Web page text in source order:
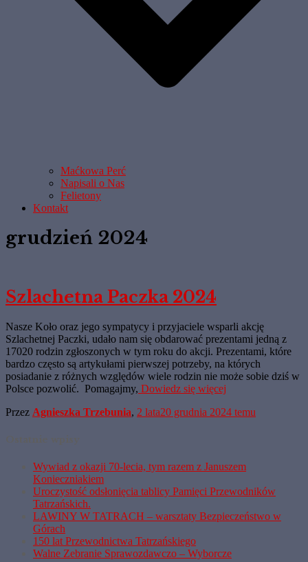
Maćkowa Perć
Napisali o Nas
Felietony
Kontakt
grudzień 2024
Szlachetna Paczka 2024
Nasze Koło oraz jego sympatycy i przyjaciele wsparli akcję
Szlachetnej Paczki, udało nam się obdarować prezentami jedną z
17020 rodzin zgłoszonych w tym roku do akcji. Prezentami, które
bardzo często są artykułami pierwszej potrzeby, na których
posiadanie z różnych względów wiele rodzin nie może sobie dziś w
Polsce pozwolić. Pomagajmy, Dowiedz się więcej
Przez Agnieszka Trzebunia, 2 lata20 grudnia 2024 temu
Wywiad z okazji 70-lecia, tym razem z Januszem
Konieczniakiem
Uroczystość odsłonięcia tablicy Pamięci Przewodników
Tatrzańskich.
LAWINY W TATRACH – warsztaty Bezpieczeństwo w
Górach
150 lat Przewodnictwa Tatrzańskiego
Walne Zebranie Sprawozdawczo – Wyborcze